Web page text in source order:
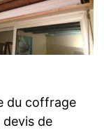
du coffrage
devis de